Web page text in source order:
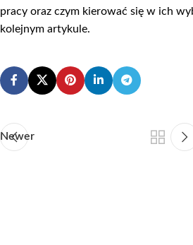
pracy oraz czym kierować się w ich
kolejnym artykule.
Newer